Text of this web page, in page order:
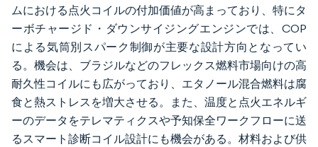
ムにおける点火コイルの付加価値が高まっており、特にタ
ーボチャージド・ダウンサイジングエンジンでは、COP
による気筒別スパーク制御が主要な設計方向となってい
る。機会は、ブラジルなどのフレックス燃料市場向けの高
耐久性コイルにも広がっており、エタノール混合燃料は腐
食と熱ストレスを増大させる。また、温度と点火エネルギ
ーのデータをテレマティクスや予知保全ワークフローに送
るスマート診断コイル設計にも機会がある。材料および供